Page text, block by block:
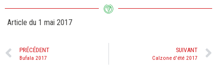
Article du 1 mai 2017
PRÉCÉDENT
Bufala 2017
SUIVANT
Calzone d'été 2017